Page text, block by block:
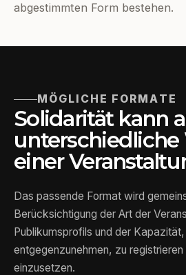
abgestimmten Form bestehen.
MÖGLICHE FORMATE
Solidarität kann
unterschiedliche
einer
Das passende Format wird
Berücksichtigung der Art der
Publikumsprofils und der Kapazität,
entgegenzunehmen, zu registrieren
einzusetzen.